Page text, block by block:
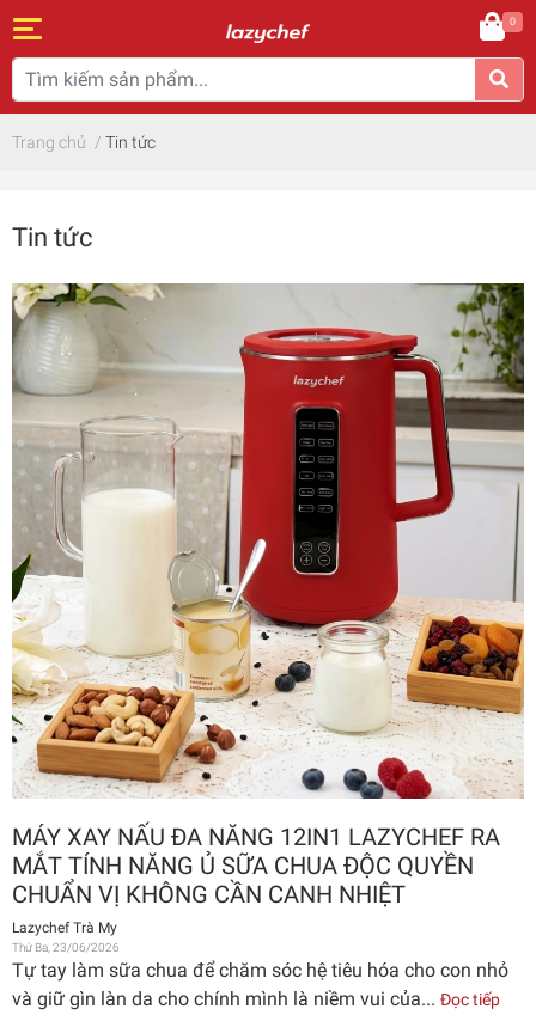
0
Trang chủ / Tin tức
Tin tức
MÁY XAY NẤU ĐA NĂNG 12IN1 LAZYCHEF RA
MẮT TÍNH NĂNG Ủ SỮA CHUA ĐỘC QUYỀN
CHUẨN VỊ KHÔNG CẦN CANH NHIỆT
Lazychef Trà My
Thứ Ba, 23/06/2026
Tự tay làm sữa chua để chăm sóc hệ tiêu hóa cho con nhỏ
và giữ gìn làn da cho chính mình là niềm vui của... Đọc tiếp